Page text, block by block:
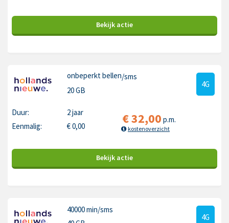
Bekijk actie
onbeperkt bellen/sms
20 GB
4G
Duur:
2 jaar
Eenmalig:
€0,00 €32,00 p.m.
kostenoverzicht
Bekijk actie
40000 min/sms
4G